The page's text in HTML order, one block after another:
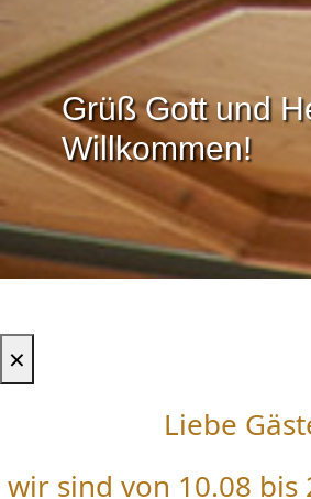
Grüß Gott und
Willkommen!
×
Liebe
wir sind von 10.08 bis